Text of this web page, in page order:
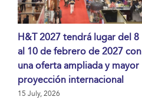
H&T 2027 tendrá lugar del 8
al 10 de febrero de 2027 con
una oferta ampliada y mayor
proyección internacional
15 July, 2026